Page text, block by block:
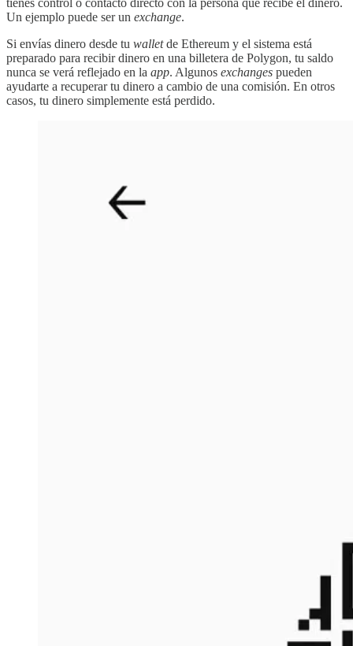
tienes control o contacto directo con la persona que recibe el dinero.
Un ejemplo puede ser un exchange.
Si envías dinero desde tu walletde Ethereum y el sistema está
preparado para recibir dinero en una billetera de Polygon, tu saldo
nunca se verá reflejado en la app. Algunos exchanges pueden
ayudarte a recuperar tu dinero a cambio de una comisión. En otros
casos, tu dinero simplemente está perdido.